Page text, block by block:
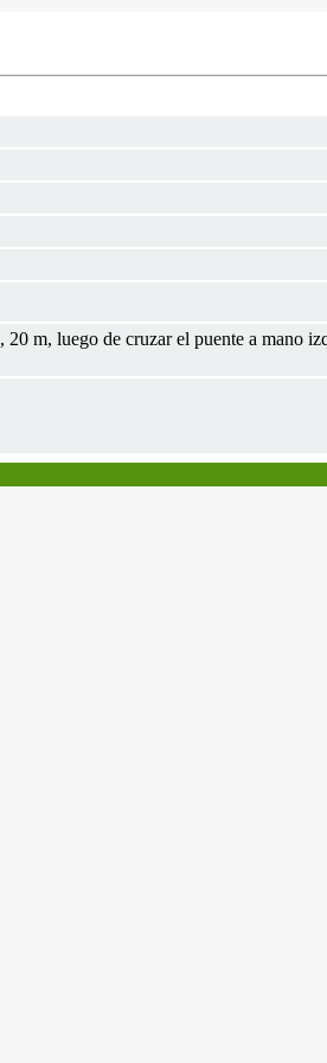
m, luego de cruzar el puente a mano